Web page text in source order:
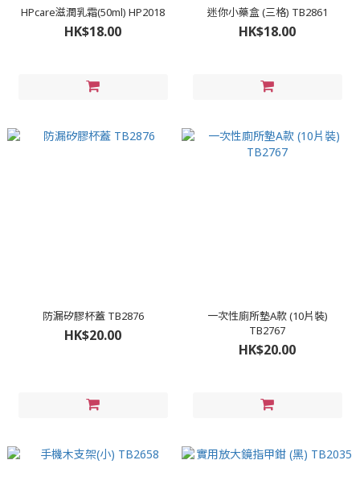
HPcare滋潤乳霜(50ml) HP2018
HK$18.00
迷你小藥盒 (三格) TB2861
HK$18.00
防漏矽膠杯蓋 TB2876
HK$20.00
一次性廁所墊A款 (10片裝)
TB2767
HK$20.00